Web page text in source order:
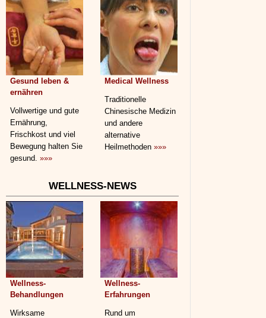
Gesund leben &
ernähren
Vollwertige und gute
Ernährung,
Frischkost und viel
Bewegung halten Sie
gesund. »»»
Medical Wellness
Traditionelle
Chinesische Medizin
und andere
alternative
Heilmethoden »»»
WELLNESS-NEWS
Wellness-
Behandlungen
Wirksame
Wellness-
Erfahrungen
Rund um